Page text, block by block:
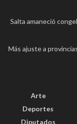
Salta amaneció
Más ajuste a
Arte
Deportes
Diputados